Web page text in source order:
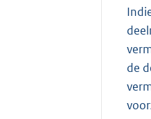
de